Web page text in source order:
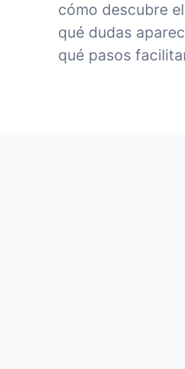
cómo descubre
qué dudas
qué pasos